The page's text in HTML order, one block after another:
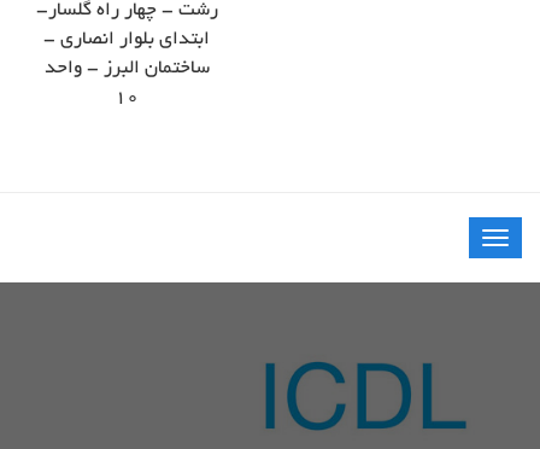
رشت - چهار راه گلسار-
ابتدای بلوار انصاری -
ساختمان البرز - واحد
۱۰